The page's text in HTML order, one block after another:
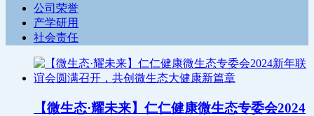
公司荣誉
产学研用
社会责任
【微生态·耀未来】仁仁健康微生态专委会2024